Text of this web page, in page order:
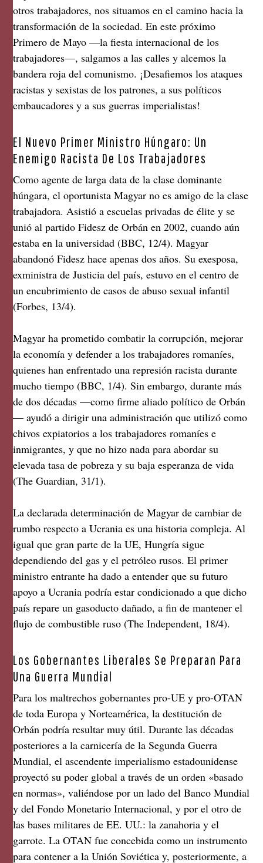
otros trabajadores, nos situamos en el camino hacia la
transformación de la sociedad. En este próximo
Primero de Mayo —la fiesta internacional de los
trabajadores—, salgamos a las calles y alcemos la
bandera roja del comunismo. ¡Desafiemos los ataques
racistas y sexistas de los patrones, a sus políticos
embaucadores y a sus guerras imperialistas!
El Nuevo Primer Ministro Húngaro: Un
Enemigo Racista De Los Trabajadores
Como agente de larga data de la clase dominante
húngara, el oportunista Magyar no es amigo de la clase
trabajadora. Asistió a escuelas privadas de élite y se
unió al partido Fidesz de Orbán en 2002, cuando aún
estaba en la universidad (BBC, 12/4). Magyar
abandonó Fidesz hace apenas dos años. Su exesposa,
exministra de Justicia del país, estuvo en el centro de
un encubrimiento de casos de abuso sexual infantil
(Forbes, 13/4).
Magyar ha prometido combatir la corrupción, mejorar
la economía y defender a los trabajadores romaníes,
quienes han enfrentado una represión racista durante
mucho tiempo (BBC, 1/4). Sin embargo, durante más
de dos décadas —como firme aliado político de Orbán
— ayudó a dirigir una administración que utilizó como
chivos expiatorios a los trabajadores romaníes e
inmigrantes, y que no hizo nada para abordar su
elevada tasa de pobreza y su baja esperanza de vida
(The Guardian, 31/1).
La declarada determinación de Magyar de cambiar de
rumbo respecto a Ucrania es una historia compleja. Al
igual que gran parte de la UE, Hungría sigue
dependiendo del gas y el petróleo rusos. El primer
ministro entrante ha dado a entender que su futuro
apoyo a Ucrania podría estar condicionado a que dicho
país repare un gasoducto dañado, a fin de mantener el
flujo de combustible ruso (The Independent, 18/4).
Los Gobernantes Liberales Se Preparan Para
Una Guerra Mundial
Para los maltrechos gobernantes pro-UE y pro-OTAN
de toda Europa y Norteamérica, la destitución de
Orbán podría resultar muy útil. Durante las décadas
posteriores a la carnicería de la Segunda Guerra
Mundial, el ascendente imperialismo estadounidense
proyectó su poder global a través de un orden «basado
en normas», valiéndose por un lado del Banco Mundial
y del Fondo Monetario Internacional, y por el otro de
las bases militares de EE. UU.: la zanahoria y el
garrote. La OTAN fue concebida como un instrumento
para contener a la Unión Soviética y, posteriormente, a